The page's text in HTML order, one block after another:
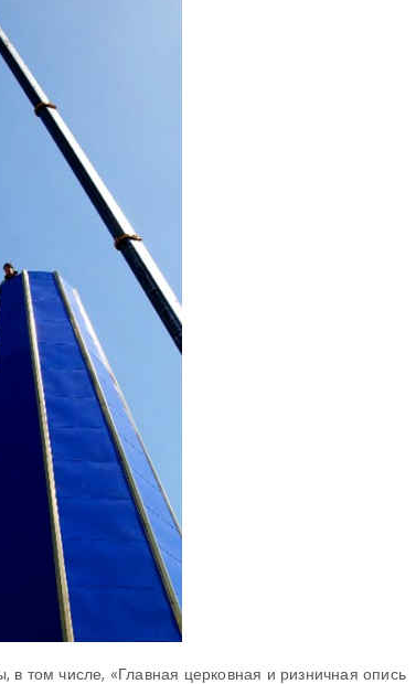
том числе, «Главная церковная и ризничная опись